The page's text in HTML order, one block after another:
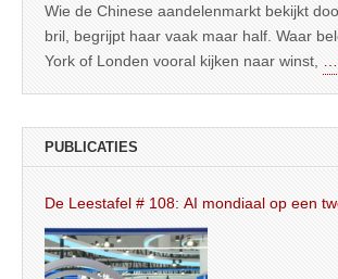
Wie de Chinese aandelenmarkt bekijkt
bril, begrijpt haar vaak maar half. Waar
York of Londen vooral kijken naar winst,
PUBLICATIES
De Leestafel # 108: AI mondiaal op